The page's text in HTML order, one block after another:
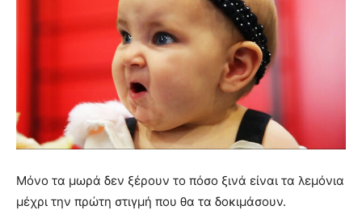
Μόνο τα μωρά δεν ξέρουν το πόσο ξινά είναι τα λεμόνια
μέχρι την πρώτη στιγμή που θα τα δοκιμάσουν.